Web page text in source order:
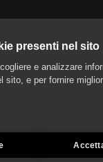
presenti nel sito
e analizzare
sito, e per fornire